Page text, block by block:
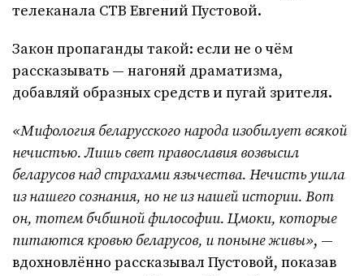
телеканала СТВ Евгений Пустовой.
Закон пропаганды такой: если не о чём
рассказывать — нагоняй драматизма,
добавляй образных средств и пугай зрителя.
«Мифология беларусского народа изобилует всякой
нечистью. Лишь свет православия возвысил
беларусов над страхами язычества. Нечисть ушла
из нашего сознания, но не из нашей истории. Вот
он, тотем бчбшной философии. Цмоки, которые
питаются кровью беларусов, и поныне живы», —
вдохновлённо рассказывал Пустовой, показав